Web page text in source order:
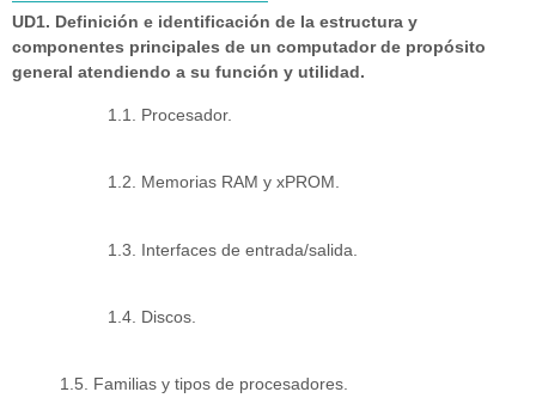
UD1. Definición e identificación de la estructura y
componentes principales de un computador de propósito
general atendiendo a su función y utilidad.
1.1. Procesador.
1.2. Memorias RAM y xPROM.
1.3. Interfaces de entrada/salida.
1.4. Discos.
1.5. Familias y tipos de procesadores.